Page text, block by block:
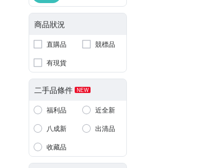
商品狀況
直購品
競標品
有現貨
二手品條件 NEW
福利品
近全新
八成新
出清品
收藏品